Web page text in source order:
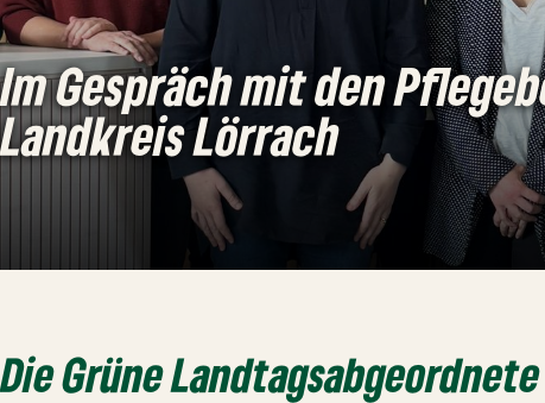
Im Gespräch mit den
Landkreis Lörrach
Die Grüne